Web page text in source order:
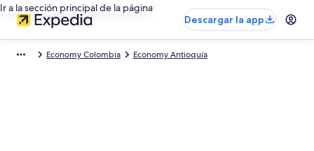
Ir a la sección principal de la página
Descargar la app
Economy Colombia Economy Antioquía